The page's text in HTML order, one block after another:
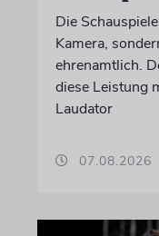
Die
Kamera,
ehrenamtlich.
diese Leistung
Laudator
07.08.2026